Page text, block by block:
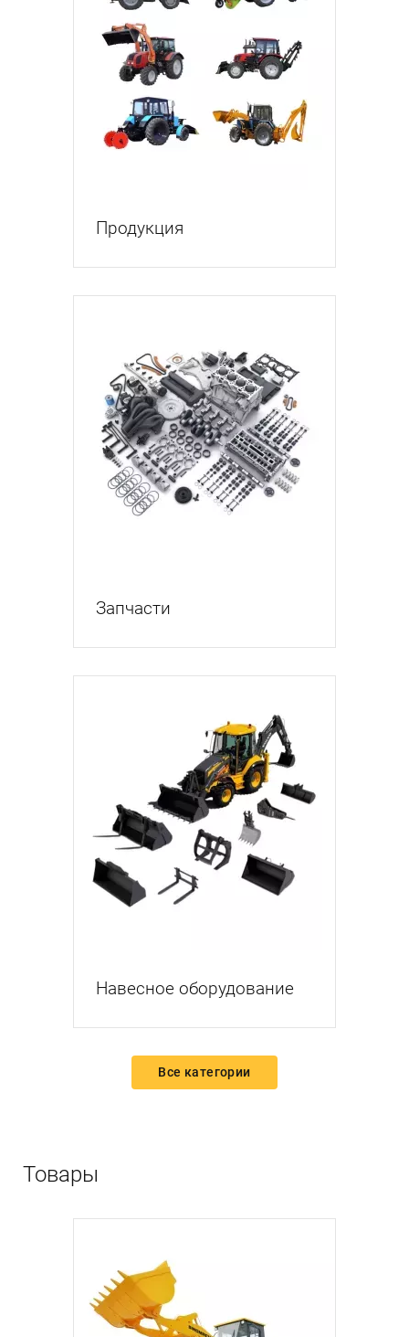
Продукция
Запчасти
Навесное оборудование
Все категории
Товары